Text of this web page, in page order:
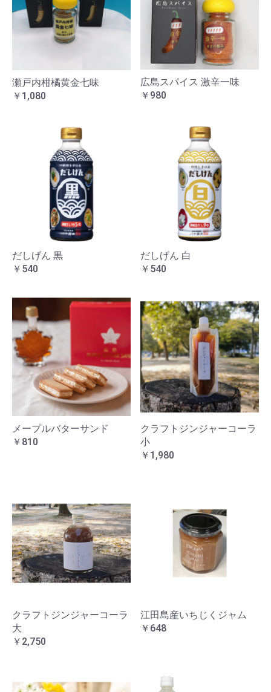
瀬戸内柑橘黄金七味
￥1,080
広島スパイス 激辛一味
￥980
だしげん 黒
￥540
だしげん 白
￥540
メープルバターサンド
￥810
クラフトジンジャーコーラ
小
￥1,980
クラフトジンジャーコーラ
大
￥2,750
江田島産いちじくジャム
￥648